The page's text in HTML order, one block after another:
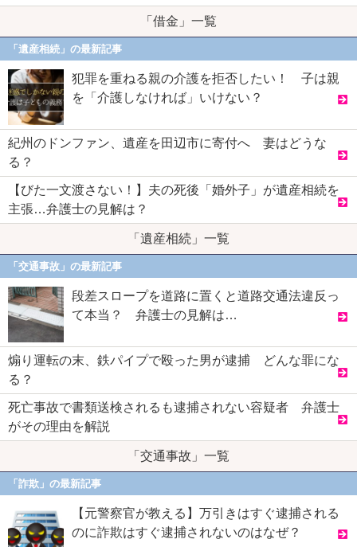
「借金」一覧
「遺産相続」の最新記事
犯罪を重ねる親の介護を拒否したい！ 子は親
を「介護しなければ」いけない？
紀州のドンファン、遺産を田辺市に寄付へ 妻はどうな
る？
【びた一文渡さない！】夫の死後「婚外子」が遺産相続を
主張…弁護士の見解は？
「遺産相続」一覧
「交通事故」の最新記事
段差スロープを道路に置くと道路交通法違反っ
て本当？ 弁護士の見解は…
煽り運転の末、鉄パイプで殴った男が逮捕 どんな罪にな
る？
死亡事故で書類送検されるも逮捕されない容疑者 弁護士
がその理由を解説
「交通事故」一覧
「詐欺」の最新記事
【元警察官が教える】万引きはすぐ逮捕される
のに詐欺はすぐ逮捕されないのはなぜ？